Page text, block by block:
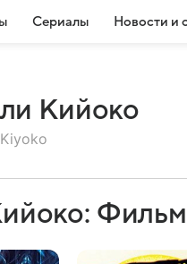
Сериалы Новости и
Кийоко